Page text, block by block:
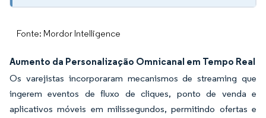
Fonte: Mordor Intelligence
Aumento da Personalização Omnicanal em Tempo Real
Os varejistas incorporaram mecanismos de streaming que
ingerem eventos de fluxo de cliques, ponto de venda e
aplicativos móveis em milissegundos, permitindo ofertas e